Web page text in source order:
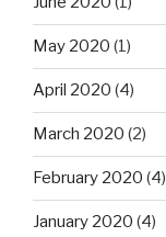
May 2020 (1)
April 2020 (4)
March 2020 (2)
February 2020 (4)
January 2020 (4)